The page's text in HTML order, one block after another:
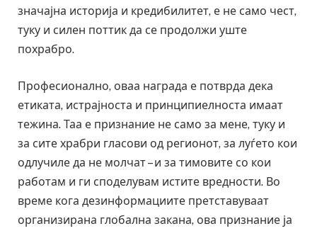
значајна историја и кредибилитет, е не само чест,
туку и силен поттик да се продолжи уште
похрабро.
Професионално, оваа награда е потврда дека
етиката, истрајноста и принципиелноста имаат
тежина. Таа е признание не само за мене, туку и
за сите храбри гласови од регионот, за луѓето кои
одлучиле да не молчат – и за тимовите со кои
работам и ги споделувам истите вредности. Во
време кога дезинформациите претставуваат
организирана глобална закана, ова признание ја